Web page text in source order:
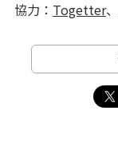
協力： Togetter、